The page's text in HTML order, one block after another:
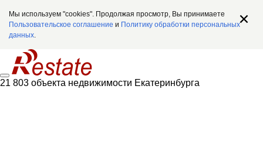
Мы используем "cookies". Продолжая просмотр, Вы принимаете
Пользовательское соглашение и Политику обработки персональных
данных.
21 803 объекта недвижимости Екатеринбурга